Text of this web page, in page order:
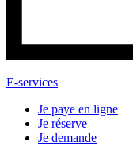
E-services
Je paye en ligne
Je réserve
Je demande